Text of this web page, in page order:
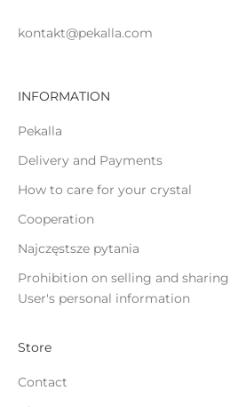
kontakt@pekalla.com
INFORMATION
Pekalla
Delivery and Payments
How to care for your crystal
Cooperation
Najczęstsze pytania
Prohibition on selling and sharing
User's personal information
Store
Contact